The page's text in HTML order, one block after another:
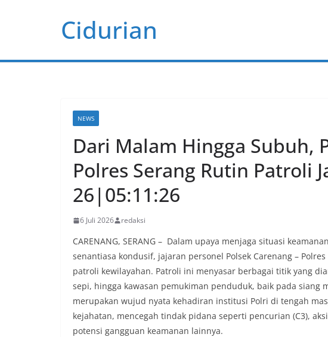
Cidurian
NEWS
Dari Malam Hingga Subuh,
Polres Serang Rutin Patroli
26|05:11:26
6 Juli 2026 redaksi
CARENANG, SERANG – Dalam upaya menjaga situasi
senantiasa kondusif, jajaran personel Polsek Carenang –
patroli kewilayahan. Patroli ini menyasar berbagai titik yang
sepi, hingga kawasan pemukiman penduduk, baik pada siang
merupakan wujud nyata kehadiran institusi Polri di tengah
kejahatan, mencegah tindak pidana seperti pencurian (C3),
potensi gangguan keamanan lainnya.